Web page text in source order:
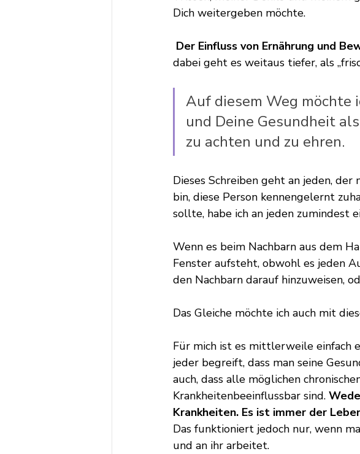
Dich weitergeben möchte.
Der Einfluss von Ernährung und
dabei geht es weitaus tiefer, als
Auf diesem Weg möchte
und Deine Gesundheit
zu achten und zu ehren.
Dieses Schreiben geht an jeden,
bin, diese Person kennengelernt
sollte, habe ich an jeden zumindest
Wenn es beim Nachbarn aus dem
Fenster aufsteht, obwohl es jeden
den Nachbarn darauf hinzuweisen,
Das Gleiche möchte ich auch mit
Für mich ist es mittlerweile einfach
jeder begreift, dass man seine
auch, dass alle möglichen
Krankheitenbeeinflussbar sind.
Krankheiten. Es ist immer der
Das funktioniert jedoch nur, wenn
und an ihr arbeitet.